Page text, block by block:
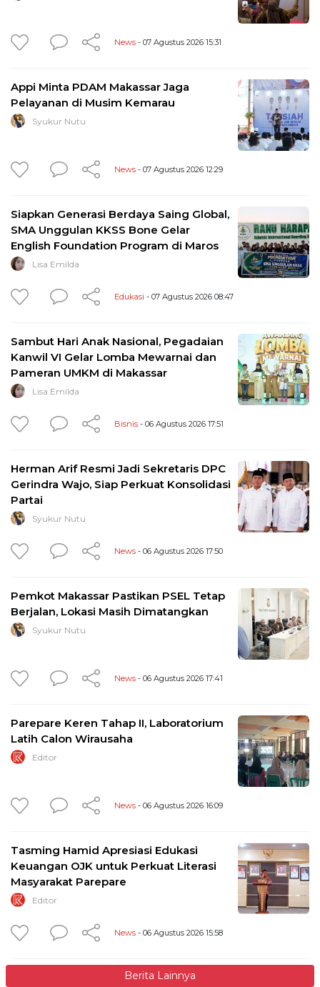
News - 07 Agustus 2026 15:31
Appi Minta PDAM Makassar Jaga
Pelayanan di Musim Kemarau
Syukur Nutu
News - 07 Agustus 2026 12:29
Siapkan Generasi Berdaya Saing Global,
SMA Unggulan KKSS Bone Gelar
English Foundation Program di Maros
Lisa Emilda
Edukasi - 07 Agustus 2026 08:47
Sambut Hari Anak Nasional, Pegadaian
Kanwil VI Gelar Lomba Mewarnai dan
Pameran UMKM di Makassar
Lisa Emilda
Bisnis - 06 Agustus 2026 17:51
Herman Arif Resmi Jadi Sekretaris DPC
Gerindra Wajo, Siap Perkuat Konsolidasi
Partai
Syukur Nutu
News - 06 Agustus 2026 17:50
Pemkot Makassar Pastikan PSEL Tetap
Berjalan, Lokasi Masih Dimatangkan
Syukur Nutu
News - 06 Agustus 2026 17:41
Parepare Keren Tahap II, Laboratorium
Latih Calon Wirausaha
Editor
News - 06 Agustus 2026 16:09
Tasming Hamid Apresiasi Edukasi
Keuangan OJK untuk Perkuat Literasi
Masyarakat Parepare
Editor
News - 06 Agustus 2026 15:58
Berita Lainnya